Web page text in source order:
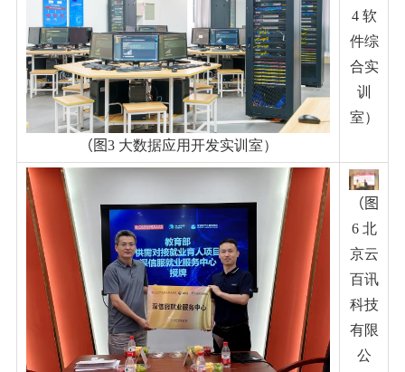
（ 图3 大数据应用开发实训室）
4 软
件综
合实
训
室）
（ 图
6 北
京云
百讯
科技
有限
公